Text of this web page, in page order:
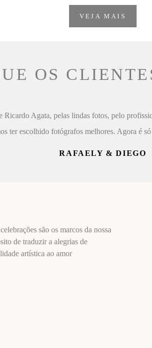
VEJA MAIS
OS
Ricardo Agata, pelas lindas fotos, pelo
ter escolhido fotógrafos melhores. Agora é
RAFAELY & DIEGO
são os marcos da nossa
de traduzir a alegrias de
artística ao amor